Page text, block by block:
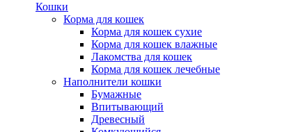
Кошки
Корма для кошек
Корма для кошек сухие
Корма для кошек влажные
Лакомства для кошек
Корма для кошек лечебные
Наполнители кошки
Бумажные
Впитывающий
Древесный